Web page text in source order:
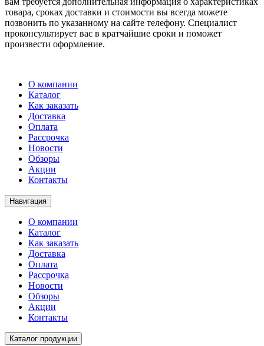
товара, сроках доставки и стоимости вы всегда можете
позвонить по указанному на сайте телефону. Специалист
проконсультирует вас в кратчайшие сроки и поможет
произвести оформление.
О компании
Каталог
Как заказать
Доставка
Оплата
Рассрочка
Новости
Обзоры
Акции
Контакты
Навигация
О компании
Каталог
Как заказать
Доставка
Оплата
Рассрочка
Новости
Обзоры
Акции
Контакты
Каталог продукции